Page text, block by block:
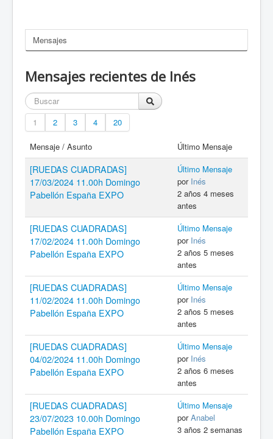
Mensajes
Mensajes recientes de Inés
1 2 3 4 20
Mensaje / Asunto Último Mensaje
[RUEDAS CUADRADAS]
17/03/2024 11.00h Domingo
Pabellón España EXPO
Último Mensaje
por Inés
2 años 4 meses
antes
[RUEDAS CUADRADAS]
17/02/2024 11.00h Domingo
Pabellón España EXPO
Último Mensaje
por Inés
2 años 5 meses
antes
[RUEDAS CUADRADAS]
11/02/2024 11.00h Domingo
Pabellón España EXPO
Último Mensaje
por Inés
2 años 5 meses
antes
[RUEDAS CUADRADAS]
04/02/2024 11.00h Domingo
Pabellón España EXPO
Último Mensaje
por Inés
2 años 6 meses
antes
[RUEDAS CUADRADAS]
23/07/2023 10.00h Domingo
Pabellón España EXPO
Último Mensaje
porAnabel
3 años 2 semanas